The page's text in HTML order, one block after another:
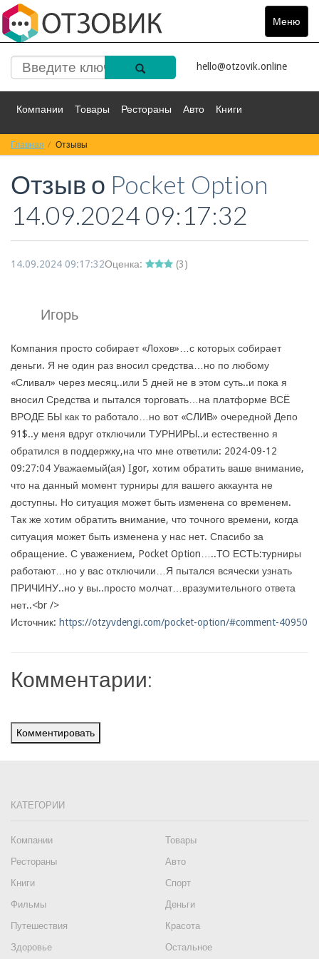
Меню
Toggle
hello@otzovik.online
Компании Товары Рестораны Авто Книги
Спорт Фильмы
Красота Здоровье Остальное
Главная Отзывы
Отзыв о Pocket Option
14.09.2024 09:17:32
14.09.2024 09:17:32Оценка: (3)
Игорь
Компания просто собирает «Лохов»…с которых собирает
деньги. Я не один раз вносил средства…но по любому
«Сливал» через месяц..или 5 дней не в этом суть..и пока я
вносил Средства и пытался торговать…на платформе ВСЁ
ВРОДЕ БЫ как то работало…но вот «СЛИВ» очередной Депо
91$..у меня вдруг отключили ТУРНИРЫ..и естественно я
обратился в поддержку,на что мне ответили: 2024-09-12
09:27:04 Уважаемый(ая) Igor, хотим обратить ваше внимание,
что на данный момент турниры для вашего аккаунта не
доступны. Но ситуация может быть изменена со временем.
Так же хотим обратить внимание, что точного времени, когда
ситуация может быть изменена у нас нет. Спасибо за
обращение. С уважением, Pocket Option…..ТО ЕСТЬ:турниры
работают…но у вас отключили…Я пытался всячески узнать
ПРИЧИНУ..но у вы..просто молчат…вразумительного ответа
нет..<br />
Источник: https://otzyvdengi.com/pocket-option/#comment-40950
Комментарии:
Комментировать
КАТЕГОРИИ
Компании
Товары
Рестораны
Авто
Книги
Спорт
Фильмы
Деньги
Путешествия
Красота
Здоровье
Остальное